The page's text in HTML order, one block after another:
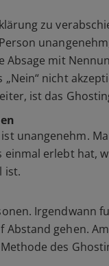
zu
Absage mit
„Nein“ nicht
ist das
ist unangenehm.
einmal erlebt hat,
ist.
Irgendwann
gehen.
des